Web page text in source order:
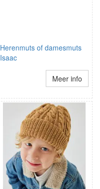
Herenmuts of damesmuts
Isaac
Meer info